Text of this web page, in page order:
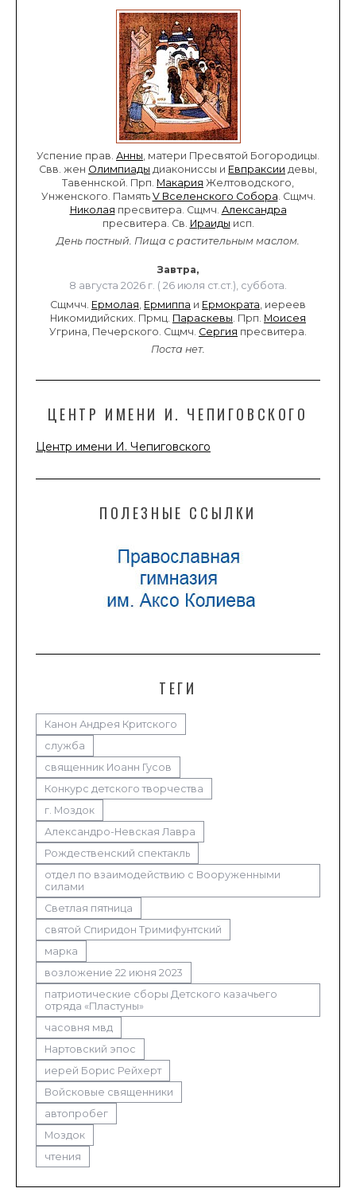
Успение прав. Анны, матери Пресвятой Богородицы.
Свв. жен Олимпиады диакониссы и Евпраксии девы,
Тавеннской. Прп. Макария Желтоводского,
Унженского. Память V Вселенского Собора. Сщмч.
Николая пресвитера. Сщмч. Александра
пресвитера. Св. Ираиды исп.
День постный. Пища с растительным маслом.
Завтра,
8 августа 2026 г. ( 26 июля ст.ст.), суббота.
Сщмчч. Ермолая, Ермиппа и Ермократа, иереев
Никомидийских. Прмц. Параскевы. Прп. Моисея
Угрина, Печерского. Сщмч. Сергия пресвитера.
Поста нет.
ЦЕНТР ИМЕНИ И. ЧЕПИГОВСКОГО
Центр имени И. Чепиговского
ПОЛЕЗНЫЕ ССЫЛКИ
ТЕГИ
Канон Андрея Критского
служба
священник Иоанн Гусов
Конкурс детского творчества
г. Моздок
Александро-Невская Лавра
Рождественский спектакль
отдел по взаимодействию с Вооруженными
силами
Светлая пятница
святой Спиридон Тримифунтский
марка
возложение 22 июня 2023
патриотические сборы Детского казачьего
отряда «Пластуны»
часовня мвд
Нартовский эпос
иерей Борис Рейхерт
Войсковые священники
автопробег
Моздок
чтения